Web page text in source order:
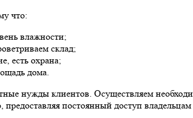
что:
влажности;
склад;
есть охрана;
дома.
нужды клиентов. Осуществляем
постоянный доступ